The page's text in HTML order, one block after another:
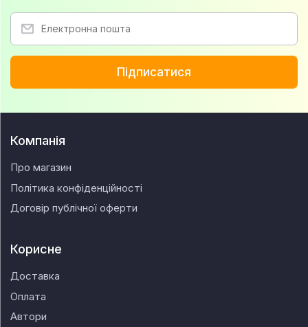
Підписатися
Компанія
Про магазин
Політика конфіденційності
Договір публічної оферти
Корисне
Доставка
Оплата
Автори